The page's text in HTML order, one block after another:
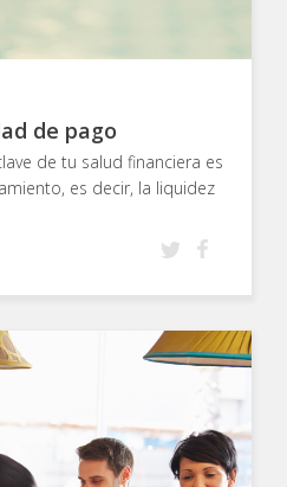
de pago
de tu salud financiera es
es decir, la liquidez